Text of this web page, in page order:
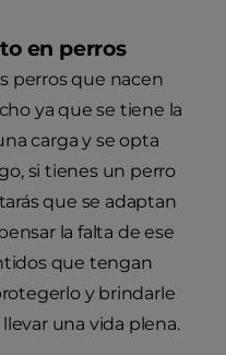
en perros
perros que nacen
ya que se tiene la
carga y se opta
si tienes un perro
que se adaptan
la falta de ese
que tengan
y brindarle
una vida plena.